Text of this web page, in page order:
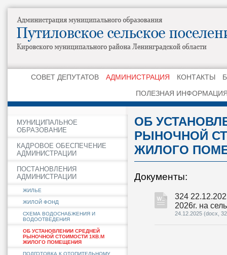
СОВЕТ ДЕПУТАТОВ АДМИНИСТРАЦИЯ КОНТАКТЫ
ПОЛЕЗНАЯ
МУНИЦИПАЛЬНОЕ
ОБРАЗОВАНИЕ
КАДРОВОЕ ОБЕСПЕЧЕНИЕ
АДМИНИСТРАЦИИ
ПОСТАНОВЛЕНИЯ
АДМИНИСТРАЦИИ
ЖИЛЬЕ
ЖИЛОЙ ФОНД
СХЕМА ВОДОСНАБЖЕНИЯ И
ВОДООТВЕДЕНИЯ
ОБ УСТАНОВЛЕНИИ СРЕДНЕЙ
РЫНОЧНОЙ СТОИМОСТИ 1КВ.М
ЖИЛОГО ПОМЕЩЕНИЯ
ПОДГОТОВКА К ОТОПИТЕЛЬНОМУ
ОБ
РЫНОЧНОЙ
ЖИЛОГО
Документы:
324
2026г. на
24.12.2025 (docx,